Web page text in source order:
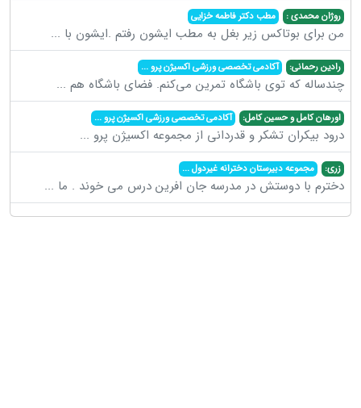
روژان محمدی : مطب دکتر فاطمه خزایی
من برای بوتاکس زیر بغل به مطب ایشون رفتم .ایشون با ...
رادین رحمانی: آکادمی تخصصی ورزشی اکسیژن پرو...
چندساله که توی باشگاه تمرین می‌کنم. فضای باشگاه هم ...
اورهان کامل و حسین کامل: آکادمی تخصصی ورزشی اکسیژن پرو...
درود بیکران تشکر و قدردانی از مجموعه اکسیژن پرو ...
زری: مجموعه دبیرستان دخترانه غیردول...
دخترم با دوستش در مدرسه جان افرین درس می خوند . ما ...